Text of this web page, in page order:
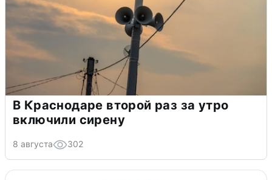
В Краснодаре второй раз за утро
включили сирену
8 августа 302